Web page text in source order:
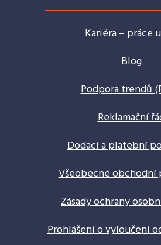
Kariéra – práce
Blog
Podpora trendů
Reklamační
Dodací a platební
Všeobecné obchodní
Zásady ochrany
Prohlášení o vyloučení